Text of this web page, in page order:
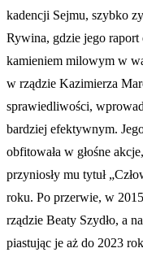
kadencji Sejmu, szybko
Rywina, gdzie jego raport
kamieniem milowym w
w rządzie Kazimierza
sprawiedliwości,
bardziej efektywnym.
obfitowała w głośne
przyniosły mu tytuł
roku. Po przerwie, w
rządzie Beaty Szydło, a
piastując je aż do 2023